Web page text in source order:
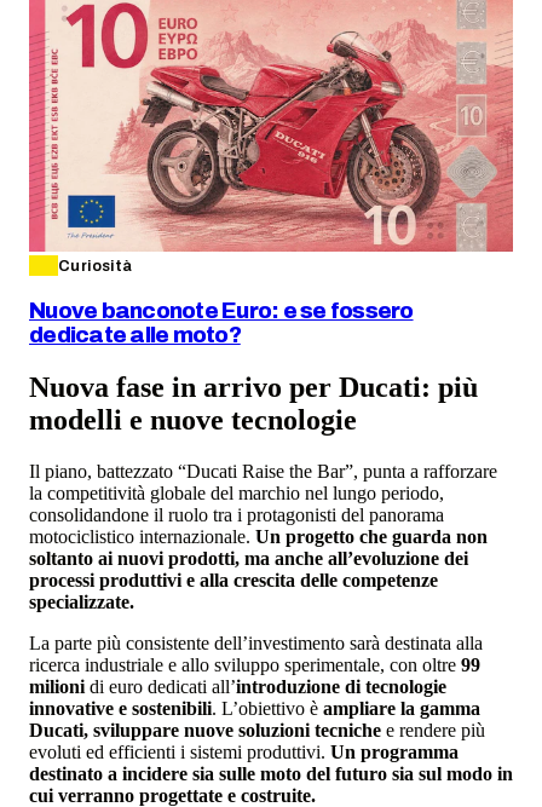
Curiosità
Nuove banconote Euro: e se fossero
dedicate alle moto?
Nuova fase in arrivo per Ducati: più
modelli e nuove tecnologie
Il piano, battezzato “Ducati Raise the Bar”, punta a rafforzare
la competitività globale del marchio nel lungo periodo,
consolidandone il ruolo tra i protagonisti del panorama
motociclistico internazionale. Un progetto che guarda non
soltanto ai nuovi prodotti, ma anche all’evoluzione dei
processi produttivi e alla crescita delle competenze
specializzate.
La parte più consistente dell’investimento sarà destinata alla
ricerca industriale e allo sviluppo sperimentale, con oltre 99
milioni di euro dedicati all’introduzione di tecnologie
innovative e sostenibili. L’obiettivo è ampliare la gamma
Ducati, sviluppare nuove soluzioni tecniche e rendere più
evoluti ed efficienti i sistemi produttivi. Un programma
destinato a incidere sia sulle moto del futuro sia sul modo in
cui verranno progettate e costruite.